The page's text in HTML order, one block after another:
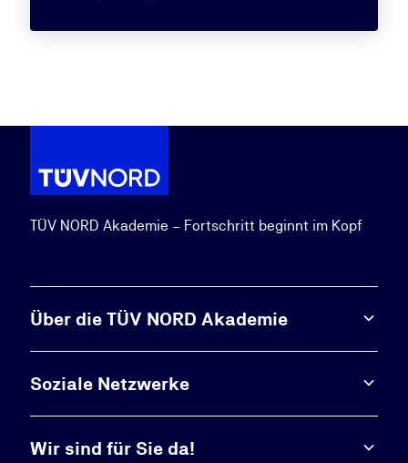
TÜV NORD Akademie – Fortschritt beginnt im Kopf
Über die TÜV NORD Akademie
Soziale Netzwerke
Wir sind für Sie da!